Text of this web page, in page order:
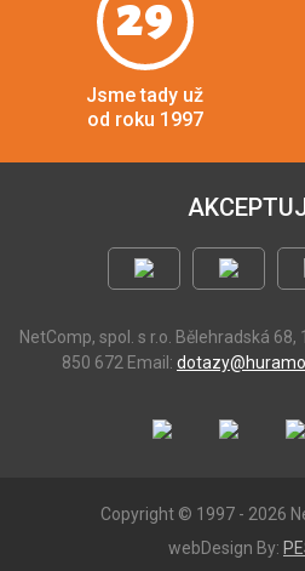
29
Jsme tady už
od roku 1997
NetComp, spol. s r.o. Bělehradská 68,
850 672 Email:
Copyright © 1997 - 2026
webDesign By: